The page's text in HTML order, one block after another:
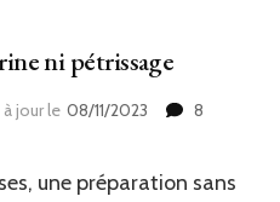
ni pétrissage
jour le 08/11/2023
8
une préparation sans